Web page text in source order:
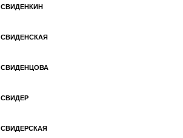
СВИДЕНКИН
СВИДЕНСКАЯ
СВИДЕНЦОВА
СВИДЕР
СВИДЕРСКАЯ